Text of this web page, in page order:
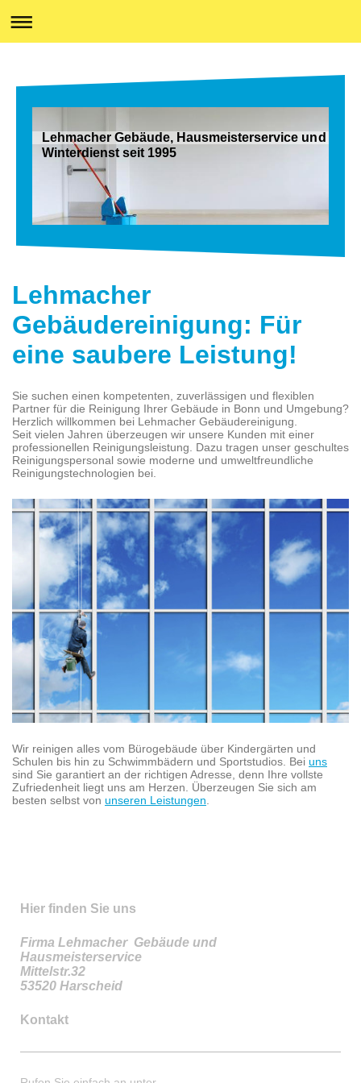
Lehmacher Gebäude, Hausmeisterservice und
Winterdienst seit 1995
Lehmacher
Gebäudereinigung: Für
eine saubere Leistung!
Sie suchen einen kompetenten, zuverlässigen und flexiblen
Partner für die Reinigung Ihrer Gebäude in Bonn und Umgebung?
Herzlich willkommen bei Lehmacher Gebäudereinigung.
Seit vielen Jahren überzeugen wir unsere Kunden mit einer
professionellen Reinigungsleistung. Dazu tragen unser geschultes
Reinigungspersonal sowie moderne und umweltfreundliche
Reinigungstechnologien bei.
Wir reinigen alles vom Bürogebäude über Kindergärten und
Schulen bis hin zu Schwimmbädern und Sportstudios. Bei uns
sind Sie garantiert an der richtigen Adresse, denn Ihre vollste
Zufriedenheit liegt uns am Herzen. Überzeugen Sie sich am
besten selbst von unseren Leistungen
Hier finden Sie uns
Firma Lehmacher Gebäude und
Hausmeisterservice
Mittelstr.32
53520 Harscheid
Kontakt